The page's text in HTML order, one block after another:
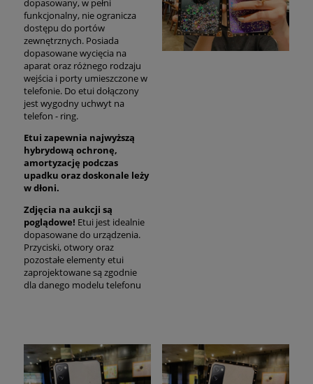
dopasowany, w pełni
funkcjonalny, nie ogranicza
dostępu do portów
zewnętrznych. Posiada
dopasowane wycięcia na
aparat oraz różnego rodzaju
wejścia i porty umieszczone w
telefonie. Do etui dołączony
jest wygodny uchwyt na
telefon - ring.
Etui zapewnia najwyższą
hybrydową ochronę,
amortyzację podczas
upadku orazdoskonale leży
w dłoni.
Zdjęcia na aukcji są
poglądowe! Etui jest idealnie
dopasowane do urządzenia.
Przyciski, otwory oraz
pozostałe elementy etui
zaprojektowane są zgodnie
dla danego modelu telefonu